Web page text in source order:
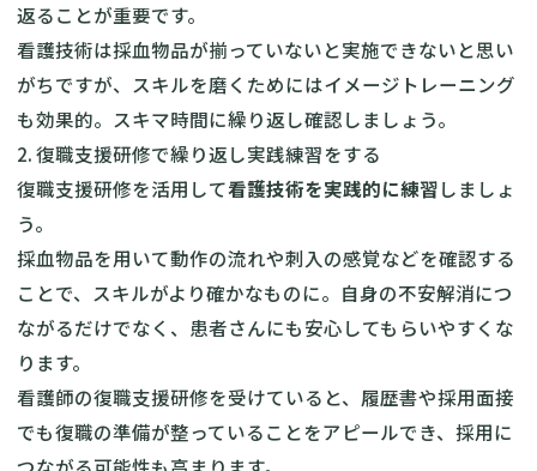
返ることが重要です。
看護技術は採血物品が揃っていないと実施できないと思い
がちですが、スキルを磨くためにはイメージトレーニング
も効果的。スキマ時間に繰り返し確認しましょう。
2. 復職支援研修で繰り返し実践練習をする
復職支援研修を活用して看護技術を実践的に練習しましょ
う。
採血物品を用いて動作の流れや刺入の感覚などを確認する
ことで、スキルがより確かなものに。自身の不安解消につ
ながるだけでなく、患者さんにも安心してもらいやすくな
ります。
看護師の復職支援研修を受けていると、履歴書や採用面接
でも復職の準備が整っていることをアピールでき、採用に